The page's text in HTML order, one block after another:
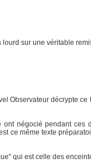
sur une véritable
Observateur décrypte
négocié pendant ces
ce même texte
qui est celle des